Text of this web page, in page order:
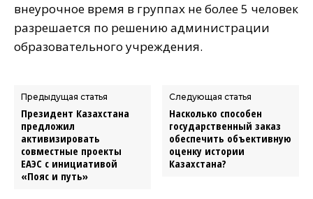
внеурочное время в группах не более 5 человек
разрешается по решению администрации
образовательного учреждения.
Предыдущая статья
Президент Казахстана
предложил
активизировать
совместные проекты
ЕАЭС с инициативой
«Пояс и путь»
Следующая статья
Насколько способен
государственный заказ
обеспечить объективную
оценку истории
Казахстана?